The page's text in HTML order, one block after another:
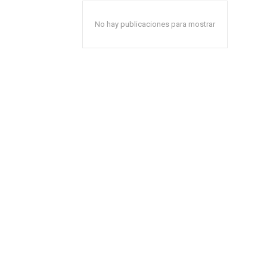
No hay publicaciones para mostrar